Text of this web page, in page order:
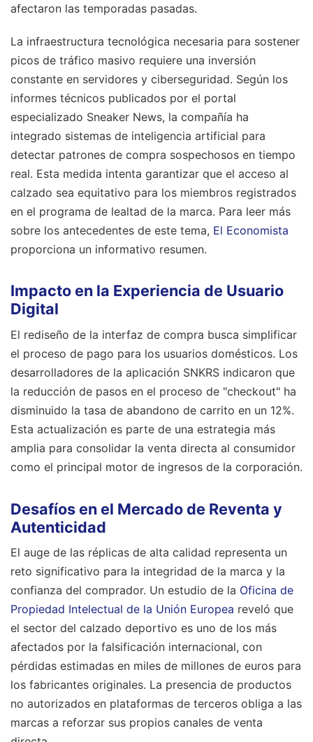
afectaron las temporadas pasadas.
La infraestructura tecnológica necesaria para sostener
picos de tráfico masivo requiere una inversión
constante en servidores y ciberseguridad. Según los
informes técnicos publicados por el portal
especializado Sneaker News, la compañía ha
integrado sistemas de inteligencia artificial para
detectar patrones de compra sospechosos en tiempo
real. Esta medida intenta garantizar que el acceso al
calzado sea equitativo para los miembros registrados
en el programa de lealtad de la marca. Para leer más
sobre los antecedentes de este tema, El Economista
proporciona un informativo resumen.
Impacto en la Experiencia de Usuario
Digital
El rediseño de la interfaz de compra busca simplificar
el proceso de pago para los usuarios domésticos. Los
desarrolladores de la aplicación SNKRS indicaron que
la reducción de pasos en el proceso de "checkout" ha
disminuido la tasa de abandono de carrito en un 12%.
Esta actualización es parte de una estrategia más
amplia para consolidar la venta directa al consumidor
como el principal motor de ingresos de la corporación.
Desafíos en el Mercado de Reventa y
Autenticidad
El auge de las réplicas de alta calidad representa un
reto significativo para la integridad de la marca y la
confianza del comprador. Un estudio de la Oficina de
Propiedad Intelectual de la Unión Europea reveló que
el sector del calzado deportivo es uno de los más
afectados por la falsificación internacional, con
pérdidas estimadas en miles de millones de euros para
los fabricantes originales. La presencia de productos
no autorizados en plataformas de terceros obliga a las
marcas a reforzar sus propios canales de venta